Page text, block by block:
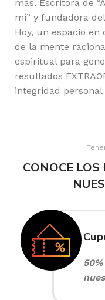
más. Escritora de
mi” y fundadora
Hoy, un espacio en
de la mente
espiritual para
resultados
integridad personal
CONOCE